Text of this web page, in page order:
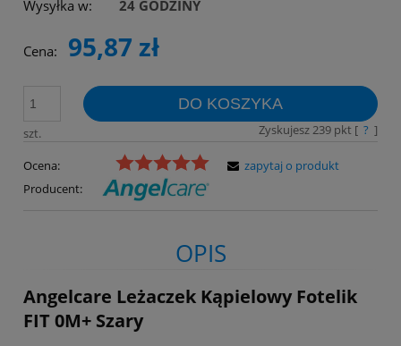
Wysyłka w:
24 GODZINY
Cena: 95,87 zł
szt.
DO KOSZYKA
Zyskujesz239pkt [ ? ]
Ocena:
Producent:
zapytaj o produkt
OPIS
Angelcare Leżaczek Kąpielowy Fotelik
FIT 0M+ Szary